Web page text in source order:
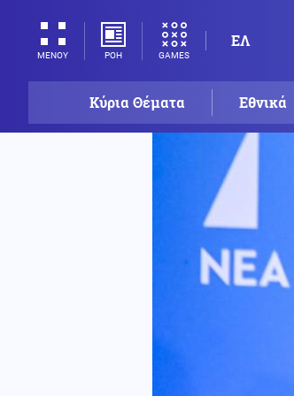
ΜΕΝΟΥ ΡΟΗ GAMES
ΕΛ
Κύρια Θέματα Εθνικά